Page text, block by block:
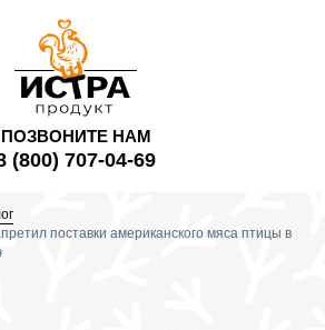
ПОЗВОНИТЕ НАМ
(800) 707-04-69
поставки американского мяса птицы в